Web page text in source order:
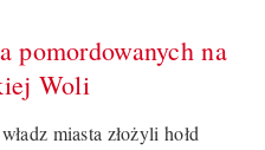
pomordowanych na
Woli
miasta złożyli hołd